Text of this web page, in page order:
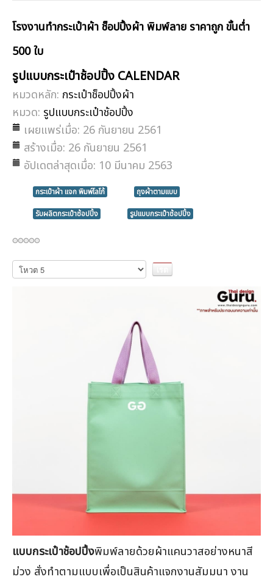
โรงงานทำกระเป๋าผ้า ช็อปปิ้งผ้า พิมพ์ลาย ราคาถูก ขั้นต่ำ
500 ใบ
รูปแบบกระเป๋าช้อปปิ้ง CALENDAR
หมวดหลัก: กระเป๋าช็อปปิ้งผ้า
หมวด: รูปแบบกระเป๋าช้อปปิ้ง
เผยแพร่เมื่อ: 26 กันยายน 2561
สร้างเมื่อ: 26 กันยายน 2561
อัปเดตล่าสุดเมื่อ: 10 มีนาคม 2563
กระเป๋าผ้า แจก พิมพ์โลโก้
ถุงผ้าตามแบบ
รับผลิตกระเป๋าช้อปปิ้ง
รูปแบบกระเป๋าช้อปปิ้ง
กรุณา
ให้
แบบกระเป๋าช้อปปิ้งพิมพ์ลายด้วยผ้าแคนวาสอย่างหนาสี
ม่วง สั่งทำตามแบบเพื่อเป็นสินค้าแจกงานสัมมนา งาน